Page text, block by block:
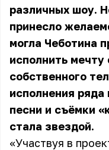
различных шоу.
принесло
могла Чеботина
исполнить
собственного
исполнения
песни и съёмки
стала звездой.
«Участвуя в